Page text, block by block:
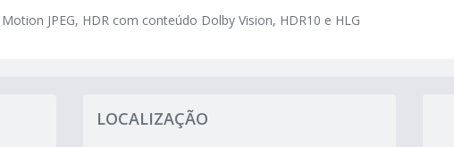
JPEG, HDR com conteúdo Dolby Vision, HDR10 e HLG
LOCALIZAÇÃO